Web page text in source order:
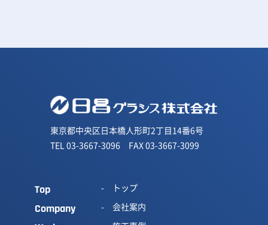
東京都中央区日本橋人形町2丁目14番6号
TEL 03-3667-3096 FAX 03-3667-3099
Top トップ
Company 会社案内